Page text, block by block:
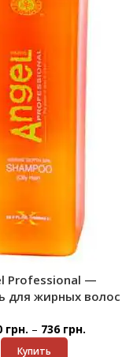
Professional —
для жирных волос
грн. – 736 грн.
Купить